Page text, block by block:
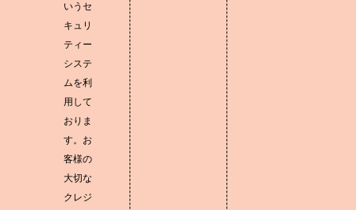
いうセ
キュリ
ティー
システ
ムを利
用して
おりま
す。お
客様の
大切な
クレジ